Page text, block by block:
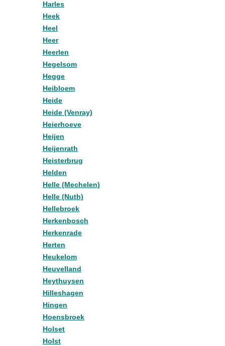
Harles
Heek
Heel
Heer
Heerlen
Hegelsom
Hegge
Heibloem
Heide
Heide (Venray)
Heierhoeve
Heijen
Heijenrath
Heisterbrug
Helden
Helle (Mechelen)
Helle (Nuth)
Hellebroek
Herkenbosch
Herkenrade
Herten
Heukelom
Heuvelland
Heythuysen
Hilleshagen
Hingen
Hoensbroek
Holset
Holst